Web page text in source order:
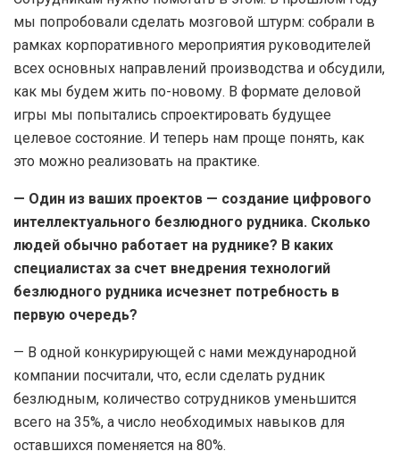
мы попробовали сделать мозговой штурм: собрали в
рамках корпоративного мероприятия руководителей
всех основных направлений производства и обсудили,
как мы будем жить по-новому. В формате деловой
игры мы попытались спроектировать будущее
целевое состояние. И теперь нам проще понять, как
это можно реализовать на практике.
— Один из ваших проектов — создание цифрового
интеллектуального безлюдного рудника. Сколько
людей обычно работает на руднике? В каких
специалистах за счет внедрения технологий
безлюдного рудника исчезнет потребность в
первую очередь?
— В одной конкурирующей с нами международной
компании посчитали, что, если сделать рудник
безлюдным, количество сотрудников уменьшится
всего на 35%, а число необходимых навыков для
оставшихся поменяется на 80%.